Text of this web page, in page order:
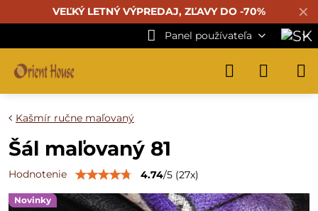
✕
VEĽKÝ LETNÝ VÝPREDAJ, ZĽAVY DO -70%
Panel používateľa
Novinky
Kašmír ručne maľovaný
Šál maľovaný 81
Hodnotenie 4.74/5 (27x)